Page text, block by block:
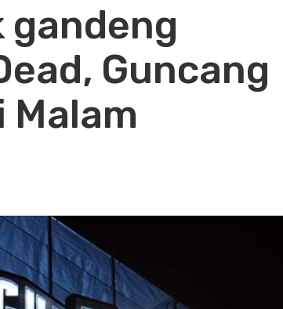
gandeng
Guncang
Malam